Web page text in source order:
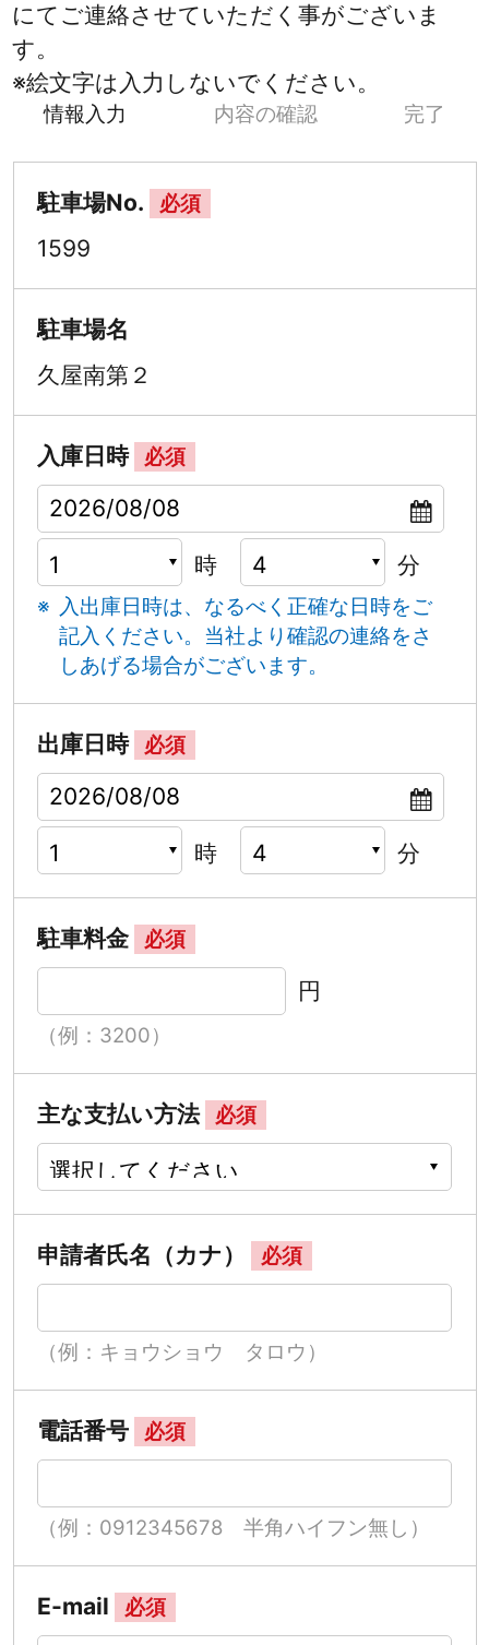
にてご連絡させていただく事がございま
す。
※絵文字は入力しないでください。
情報入力 内容の確認 完了
駐車場No. 必須
1599
駐車場名
久屋南第２
入庫日時 必須
時 分
入出庫日時は、なるべく正確な日時をご
記入ください。 当社より確認の連絡をさ
しあげる場合がございます。
出庫日時 必須
時 分
駐車料金 必須
円
（例：3200）
主な支払い方法 必須
申請者氏名（カナ） 必須
（例：キョウショウ タロウ）
電話番号 必須
（例：0912345678 半角ハイフン無し）
E-mail 必須